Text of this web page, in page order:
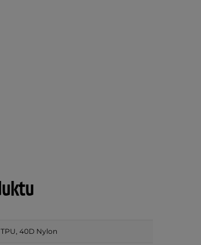
TPU, 40D Nylon